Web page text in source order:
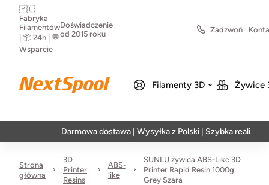
🇵🇱
Fabryka
Filamentów
| 📦 24h | 💬
Wsparcie
Doświadczenie
od 2015 roku
Zadzwoń
Filamenty 3D Żywice
Darmowa dostawa | Wysyłka z Polski | Szybka realizacja w 24h
Strona
główna
3D
Printer
Resins
ABS-
like
SUNLU żywica ABS-Like 3D
Printer Rapid Resin 1000g
Grey Szara